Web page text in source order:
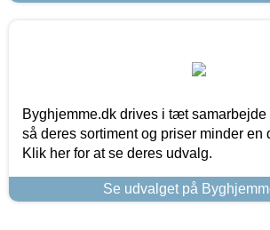
Byghjemme.dk drives i tæt samarbejde
så deres sortiment og priser minder en
Klik her for at se deres udvalg.
Se udvalget på